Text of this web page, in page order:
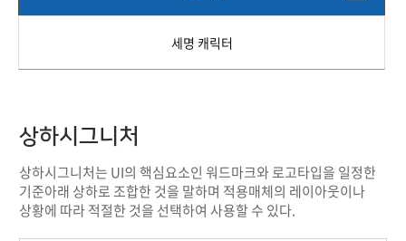
세명 캐릭터
상하시그니처
상하시그니처는 UI의 핵심요소인 워드마크와 로고타입을 일정한
기준아래 상하로 조합한 것을 말하며 적용매체의 레이아웃이나
상황에 따라 적절한 것을 선택하여 사용할 수 있다.